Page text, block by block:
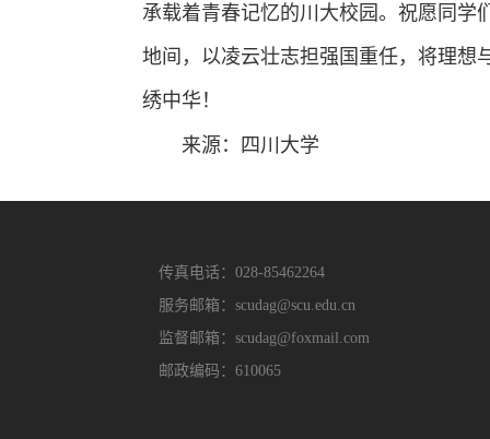
承载着青春记忆的川大校园。祝愿同学
地间，以凌云壮志担强国重任，将理想
绣中华！
来源：四川大学
传真电话：028-85462264
服务邮箱：scudag@scu.edu.cn
监督邮箱：scudag@foxmail.com
邮政编码：610065